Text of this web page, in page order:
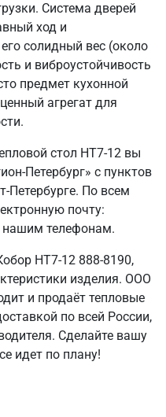
Система дверей
ход и
солидный вес (около
и виброустойчивость
предмет кухонной
агрегат для
стол HT7-12 вы
Петербург» с пунктов
По всем
почту:
нашим телефонам.
HT7-12 888-8190,
изделия. ООО
и продаёт тепловые
по всей России,
Сделайте вашу
идет по плану!